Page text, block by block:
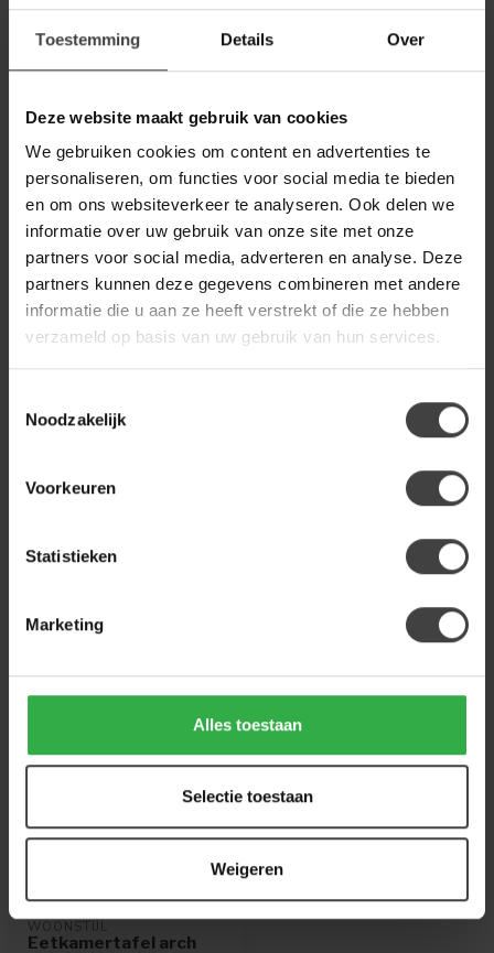
Toestemming Details Over
Deze website maakt gebruik van cookies
We gebruiken cookies om content en advertenties te
personaliseren, om functies voor social media te bieden
en om ons websiteverkeer te analyseren. Ook delen we
informatie over uw gebruik van onze site met onze
partners voor social media, adverteren en analyse. Deze
partners kunnen deze gegevens combineren met andere
informatie die u aan ze heeft verstrekt of die ze hebben
verzameld op basis van uw gebruik van hun services.
Noodzakelijk
Voorkeuren
Statistieken
Marketing
Alles toestaan
Selectie toestaan
Weigeren
NIJWIE
Nijwie Salontafel Formaggio
Edam Ø68 Off-white
Op voorraad
289,00
WoonStijl Eetkamertafel 180
ceramic travertinlook
Op voorraad
399,00
BENOA
Benoa Eettafel Mango Deens
Ovaal 160 cm 459,00
Of heb je hulp nodig bij de bestelling? Neem
gerust contact op met onze klantenservice
WOONSTIJL
Eetkamertafel arch